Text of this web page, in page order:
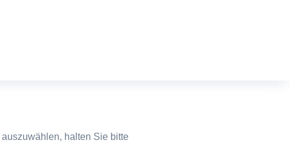
halten Sie bitte